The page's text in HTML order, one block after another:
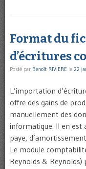
Format du
d’écritures
Posté par Benoît RIVIERE le 22
L’importation
offre des gains de
manuellement des
informatique. Il en est
paye,
Le module
Reynolds &